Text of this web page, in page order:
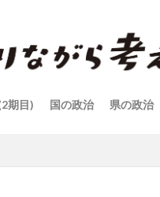
期目) 国の政治 県の政治